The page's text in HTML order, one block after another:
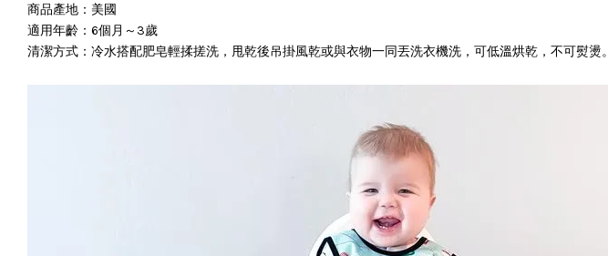
商品產地：美國
適用年齡：6個月～3歲
清潔方式：冷水搭配肥皂輕揉搓洗，甩乾後吊掛風乾或與衣物一同丟洗衣機洗，可低溫烘乾，不可熨燙。